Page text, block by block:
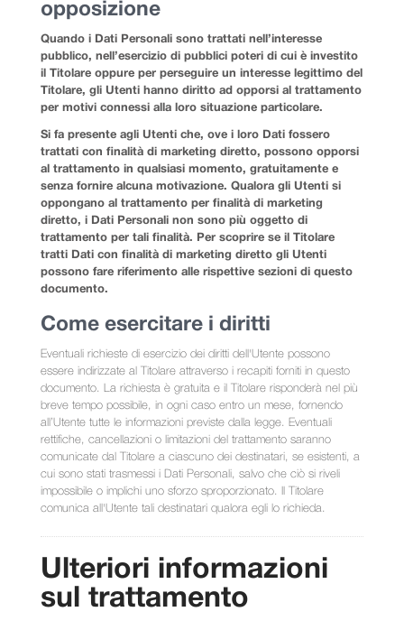
opposizione
Quando i Dati Personali sono trattati nell’interesse
pubblico, nell’esercizio di pubblici poteri di cui è investito
il Titolare oppure per perseguire un interesse legittimo del
Titolare, gli Utenti hanno diritto ad opporsi al trattamento
per motivi connessi alla loro situazione particolare.
Si fa presente agli Utenti che, ove i loro Dati fossero
trattati con finalità di marketing diretto, possono opporsi
al trattamento in qualsiasi momento, gratuitamente e
senza fornire alcuna motivazione. Qualora gli Utenti si
oppongano al trattamento per finalità di marketing
diretto, i Dati Personali non sono più oggetto di
trattamento per tali finalità. Per scoprire se il Titolare
tratti Dati con finalità di marketing diretto gli Utenti
possono fare riferimento alle rispettive sezioni di questo
documento.
Come esercitare i diritti
Eventuali richieste di esercizio dei diritti dell'Utente possono
essere indirizzate al Titolare attraverso i recapiti forniti in questo
documento. La richiesta è gratuita e il Titolare risponderà nel più
breve tempo possibile, in ogni caso entro un mese, fornendo
all’Utente tutte le informazioni previste dalla legge. Eventuali
rettifiche, cancellazioni o limitazioni del trattamento saranno
comunicate dal Titolare a ciascuno dei destinatari, se esistenti, a
cui sono stati trasmessi i Dati Personali, salvo che ciò si riveli
impossibile o implichi uno sforzo sproporzionato. Il Titolare
comunica all'Utente tali destinatari qualora egli lo richieda.
Ulteriori informazioni
sul trattamento